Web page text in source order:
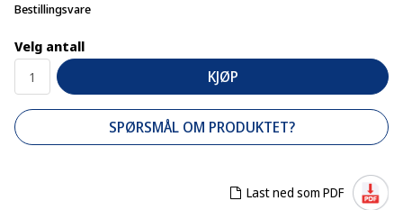
Bestillingsvare
Velg antall
KJØP
SPØRSMÅL OM PRODUKTET?
Last ned som PDF